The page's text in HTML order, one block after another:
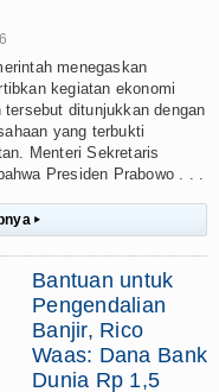
menegaskan
kegiatan ekonomi
ditunjukkan dengan
yang terbukti
Menteri Sekretaris
Presiden Prabowo . . .
▸
Bantuan untuk
Pengendalian
Banjir, Rico
Waas: Dana Bank
Dunia Rp 1,5